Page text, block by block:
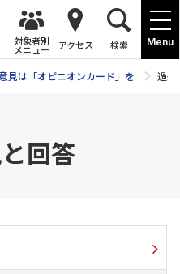
Menu
対象者別
メニュー アクセス 検索
見は「オピニオンカード」を 過去
回答